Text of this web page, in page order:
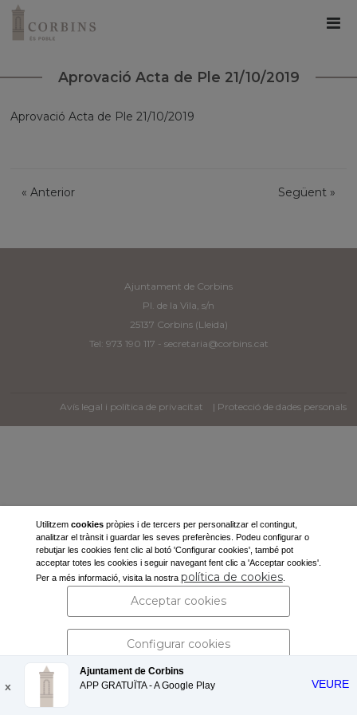
Aprovació Acta de Ple 21/10/2019
Aprovació Acta de Ple 21/10/2019
«Anterior Següent »
Ajuntament de Corbins
Pl. de la Vila, s/n
25137 Corbins (Lleida)
Tel: 973 190 117 - secretaria@corbins.cat
Avís legal i política de privacitat | Protecció de dades personals
Utilitzem cookiespròpies i de tercers per personalitzar el contingut,
analitzar el trànsit i guardar les seves preferències. Podeu configurar o
rebutjar les cookies fent clic al botó 'Configurar cookies', també pot
acceptar totes les cookies i seguir navegant fent clic a 'Acceptar cookies'.
Per a més informació, visita la nostra política de cookies.
Acceptar cookies
Configurar cookies
Rebutjar cookies
x
Ajuntament de Corbins
APP GRATUÏTA - AGoogle Play VEURE